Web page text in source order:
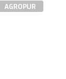
AGROPUR